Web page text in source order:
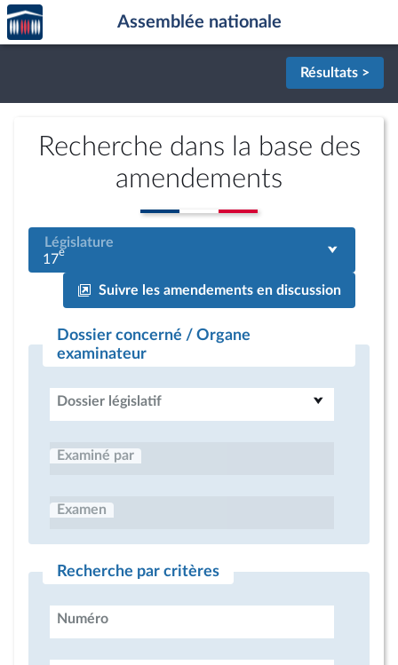
Aller au contenu
Aller en bas de la page
Accèder
à la
page
Assemblée nationale
Résultats >
Recherche dans la base des
amendements
Législature
17e
Suivre les amendements en discussion
Dossier concerné / Organe
examinateur
Dossier législatif
Examiné par
Examen
Recherche par critères
Numéro